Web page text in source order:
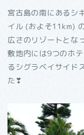
宮古島の南にあるシ
イル (およそ11km)
広さのリゾートとな
敷地内には9つのホ
るシグラベイサイド
た❣